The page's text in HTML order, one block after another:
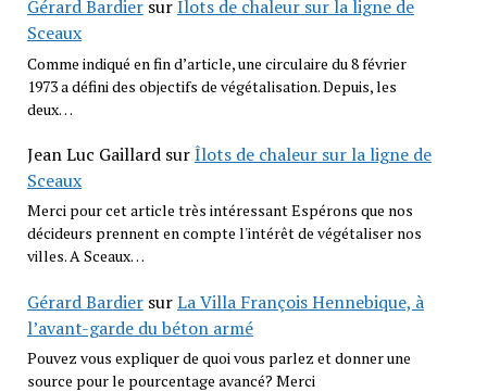
Gérard BardiersurÎlots de chaleur sur la ligne de
Sceaux
Comme indiqué en fin d’article, une circulaire du 8 février
1973 a défini des objectifs de végétalisation. Depuis, les
deux…
Jean Luc GaillardsurÎlots de chaleur sur la ligne de
Sceaux
Merci pour cet article très intéressant Espérons que nos
décideurs prennent en compte l'intérêt de végétaliser nos
villes. A Sceaux…
Gérard BardiersurLa Villa François Hennebique, à
l’avant-garde du béton armé
Pouvez vous expliquer de quoi vous parlez et donner une
source pour le pourcentage avancé? Merci